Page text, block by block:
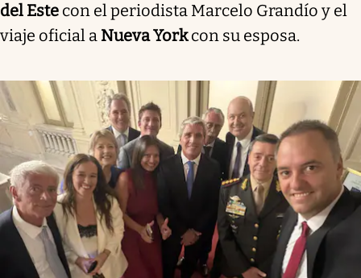
del Este con el periodista Marcelo Grandío y el
viaje oficial a Nueva Yorkcon su esposa.